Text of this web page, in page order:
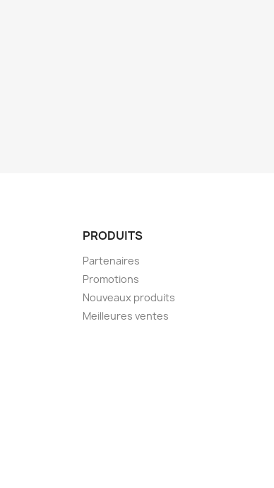
PRODUITS
Partenaires
Promotions
Nouveaux produits
Meilleures ventes